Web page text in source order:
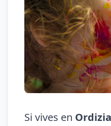
Si vives en Ordizia